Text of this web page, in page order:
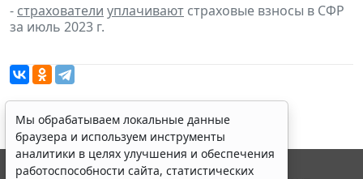
- страхователи уплачивают страховые взносы в СФР
за июль 2023 г.
Мы обрабатываем локальные данные
браузера и используем инструменты
аналитики в целях улучшения и обеспечения
работоспособности сайта, статистических